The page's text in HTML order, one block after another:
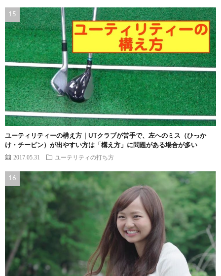
ユーティリティーの構え方｜UTクラブが苦手で、左へのミス（ひっか
け・チーピン）が出やすい方は「構え方」に問題がある場合が多い
2017.05.31 ユーテリティの打ち方